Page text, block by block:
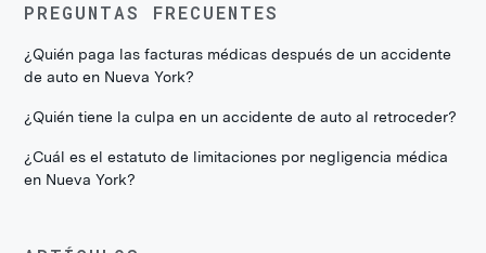
PREGUNTAS FRECUENTES
¿Quién paga las facturas médicas después de un accidente
de auto en Nueva York?
¿Quién tiene la culpa en un accidente de auto al retroceder?
¿Cuál es el estatuto de limitaciones por negligencia médica
en Nueva York?